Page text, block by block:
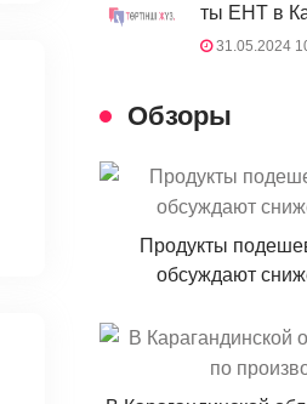
ты ЕНТ в
31.05.2024
Обзоры
Продукты
обсуждают